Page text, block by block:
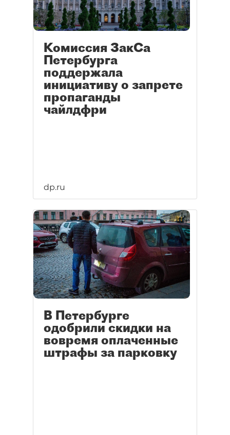
Комиссия ЗакСа
Петербурга
поддержала
инициативу о запрете
пропаганды
чайлдфри
dp.ru
В Петербурге
одобрили скидки на
вовремя оплаченные
штрафы за парковку